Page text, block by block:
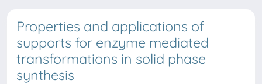
Properties and applications of
supports for enzyme mediated
transformations in solid phase
synthesis